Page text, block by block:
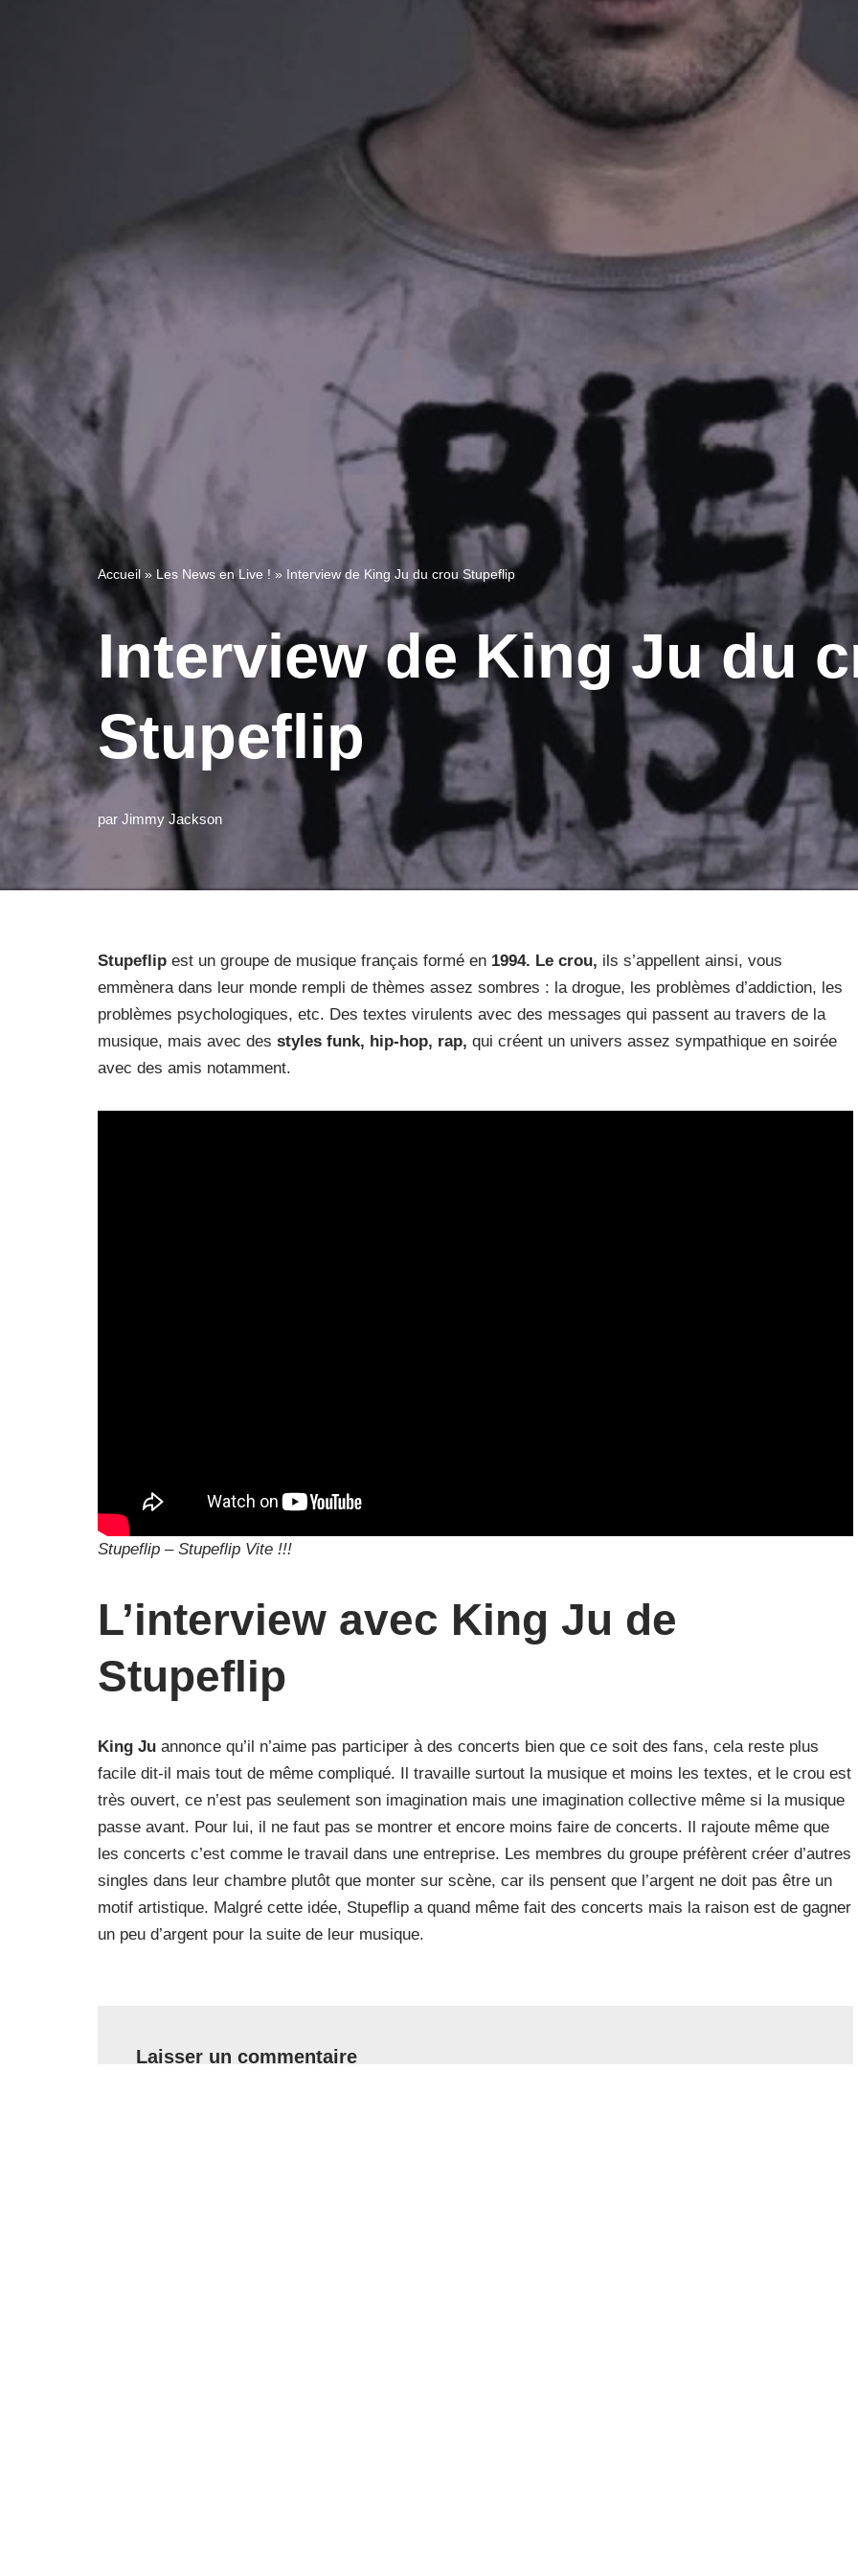
Accueil» Les News en Live ! » Interview de King Ju du crou Stupeflip
Interview de King Ju du
Stupeflip
par Jimmy Jackson
Stupeflip est un groupe de musique français formé en 1994. Le crou, ils s’appellent ainsi, vous
emmènera dans leur monde rempli de thèmes assez sombres : la drogue, les problèmes d’addiction, les
problèmes psychologiques, etc. Des textes virulents avec des messages qui passent au travers de la
musique, mais avec des styles funk, hip-hop, rap, qui créent un univers assez sympathique en soirée
avec des amis notamment.
Stupeflip – Stupeflip Vite !!!
L’interview avec King Ju de
Stupeflip
King Ju annonce qu’il n’aime pas participer à des concerts bien que ce soit des fans, cela reste plus
facile dit-il mais tout de même compliqué. Il travaille surtout la musique et moins les textes, et le crou est
très ouvert, ce n’est pas seulement son imagination mais une imagination collective même si la musique
passe avant. Pour lui, il ne faut pas se montrer et encore moins faire de concerts. Il rajoute même que
les concerts c’est comme le travail dans une entreprise. Les membres du groupe préfèrent créer d’autres
singles dans leur chambre plutôt que monter sur scène, car ils pensent que l’argent ne doit pas être un
motif artistique. Malgré cette idée, Stupeflip a quand même fait des concerts mais la raison est de gagner
un peu d’argent pour la suite de leur musique.
Laisser un commentaire